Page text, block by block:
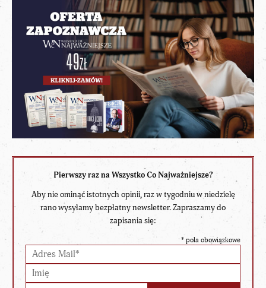
Pierwszy raz na Wszystko Co Najważniejsze?
Aby nie ominąć istotnych opinii, raz w tygodniu w niedzielę
rano wysyłamy bezpłatny newsletter. Zapraszamy do
zapisania się:
* pola obowiązkowe